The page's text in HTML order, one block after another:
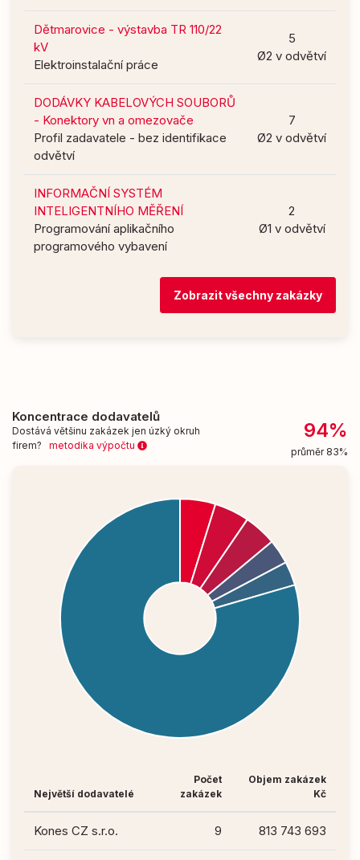
Dětmarovice - výstavba TR 110/22
kV
Elektroinstalační práce
5
Ø2 v odvětví
DODÁVKY KABELOVÝCH SOUBORŮ
- Konektory vn a omezovače
Profil zadavatele - bez identifikace
odvětví
7
Ø2 v odvětví
INFORMAČNÍ SYSTÉM
INTELIGENTNÍHO MĚŘENÍ
Programování aplikačního
programového vybavení
2
Ø1 v odvětví
Zobrazit všechny zakázky
Koncentrace dodavatelů
Dostává většinu zakázek jen úzký okruh
firem? metodika výpočtu
94%
průměr 83%
Největší dodavatelé
Počet
zakázek
Objem zakázek
Kč
Kones CZ s.r.o. 9 813 743 693